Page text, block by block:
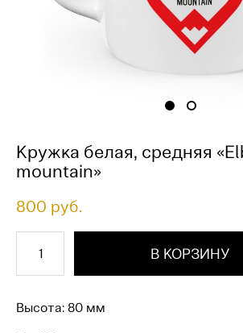
Кружка белая, средняя
mountain»
800 pуб.
В КОРЗИНУ
Высота: 80 мм